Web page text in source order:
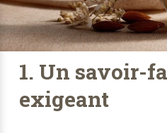
1. Un savoir-
exigeant